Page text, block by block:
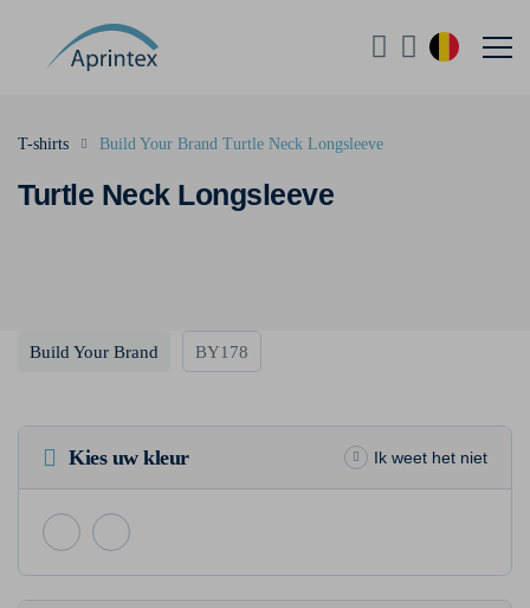
Turtle Neck Longsleeve
T-shirts Build Your Brand Turtle Neck Longsleeve
Build Your Brand BY178
Kies uw kleur Ik weet het niet